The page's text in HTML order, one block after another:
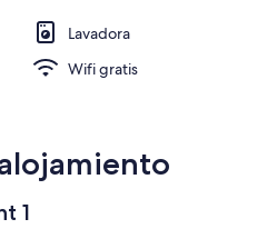
Lavadora
Wifi gratis
1